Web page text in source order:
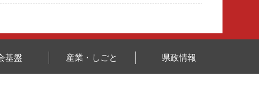
基盤 産業・しごと 県政情報